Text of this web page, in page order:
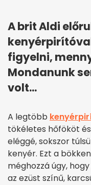
A brit Aldi
figyelni,
Mondanunk
volt...
A legtöbb
tökéletes hőfököt
eléggé, sokszor
kenyér. Ezt a
méghozzá úgy,
az ezüst színű,